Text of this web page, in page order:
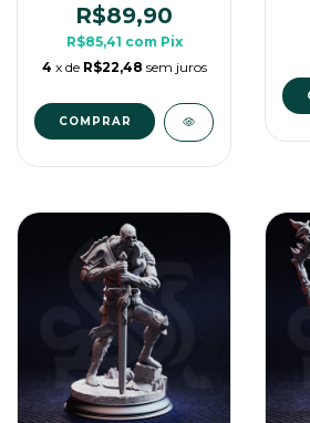
de Mesa
R$89,90
R$85,41 com Pix
4 x de R$22,48 sem juros